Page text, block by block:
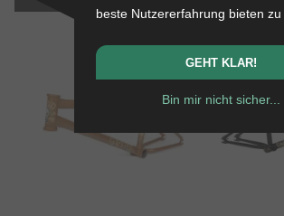
beste Nutzererfahrung bieten zu
GEHT KLAR!
Bin mir nicht sicher...